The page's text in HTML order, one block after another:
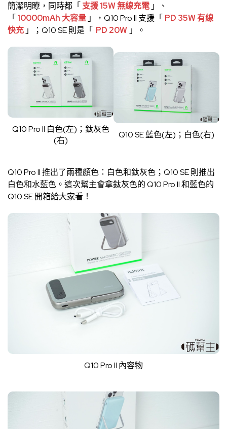
簡潔明瞭，同時都「支援 15W 無線充電 」、
「 10000mAh 大容量 」，Q10 Pro II 支援「 PD 35W 有線
快充 」；Q10 SE 則是「 PD 20W 」。
Q10 Pro II 白色(左)；鈦灰色
(右)
Q10 SE 藍色(左)；白色(右)
Q10 Pro II 推出了兩種顏色：白色和鈦灰色；Q10 SE 則推出
白色和水藍色。這次幫主會拿鈦灰色的 Q10 Pro II 和藍色的
Q10 SE 開箱給大家看！
Q10 Pro II 內容物